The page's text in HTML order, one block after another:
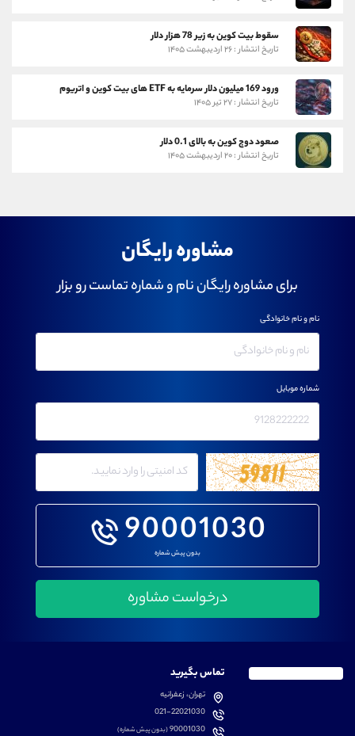
سقوط بیت کوین به زیر 78 هزار دلار
تاریخ انتشار : ۲۶ اردیبهشت ۱۴۰۵
ورود 169 میلیون دلار سرمایه به ETF های بیت کوین و اتریوم
تاریخ انتشار : ۲۷ تیر ۱۴۰۵
صعود دوج کوین به بالای 0.1 دلار
تاریخ انتشار : ۲۰ اردیبهشت ۱۴۰۵
مشاوره رایگان
برای مشاوره رایگان نام و شماره تماست رو بزار
90001030
بدون پیش شماره
نام و نام خانوادگی
شماره موبایل
تماس بگیرید
تهران، زعفرانیه
021-22021030
90001030(بدون پیش شماره)